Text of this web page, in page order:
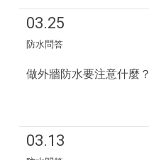
03.25
防水問答
做外牆防水要注意什麼？
03.13